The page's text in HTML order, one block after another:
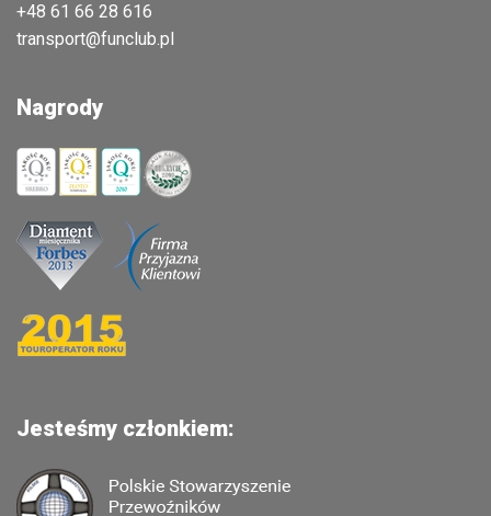
+48 61 66 28 616
transport@funclub.pl
Nagrody
Jesteśmy członkiem: